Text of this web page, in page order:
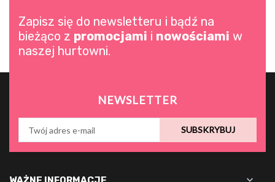
Zapisz się do newsletteru i bądź na
bieżąco z promocjami i nowościami w
naszej hurtowni.
NEWSLETTER
SUBSKRYBUJ